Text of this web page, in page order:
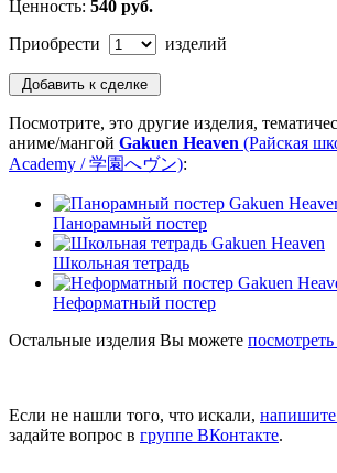
Ценность: 540 руб.
Приобрести
изделий
Посмотрите, это другие изделия,
аниме/мангой Gakuen Heaven (Райская
Academy / 学園へヴン):
Панорамный постер
Школьная тетрадь
Неформатный постер
Остальные изделия Вы можете посмотреть
Если не нашли того, что искали,
задайте вопрос в группе ВКонтакте.